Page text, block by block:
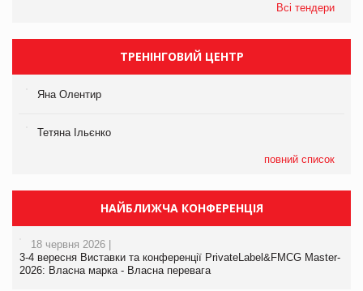
Всі тендери
ТРЕНІНГОВИЙ ЦЕНТР
Яна Олентир
Тетяна Ільєнко
повний список
НАЙБЛИЖЧА КОНФЕРЕНЦІЯ
18 червня 2026 |
3-4 вересня Виставки та конференції PrivateLabel&FMCG Master-
2026: Власна марка - Власна перевага